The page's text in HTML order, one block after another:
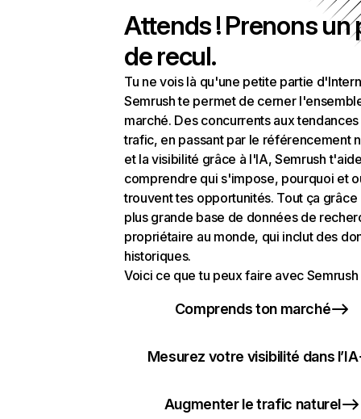
Attends ! Prenons un
de recul.
Tu ne vois là qu'une petite partie
Semrush te permet de cerner
marché. Des concurrents aux
trafic, en passant par le référencement
et la visibilité grâce à l'IA, Semrush
comprendre qui s'impose, pourquoi et
trouvent tes opportunités. Tout ça grâce
plus grande base de données de
propriétaire au monde, qui inclut des
historiques.
Voici ce que tu peux faire avec Semrush
Comprends ton marché
Mesurez votre visibilité dans l’IA
Augmenter le trafic naturel